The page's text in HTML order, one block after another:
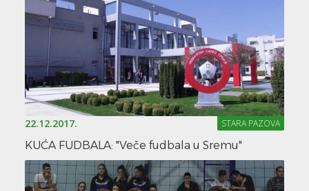
22.12.2017. STARA PAZOVA
KUĆA FUDBALA: "Veče fudbala u Sremu"